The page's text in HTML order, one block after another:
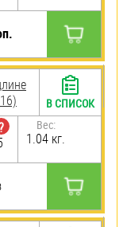
Вес:
1.04 кг.
В СПИСОК